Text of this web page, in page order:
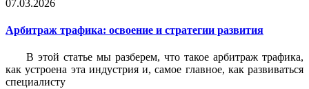
07.03.2026
Арбитраж трафика: освоение и стратегии развития
В этой статье мы разберем, что такое арбитраж трафика,
как устроена эта индустрия и, самое главное, как развиваться
специалисту